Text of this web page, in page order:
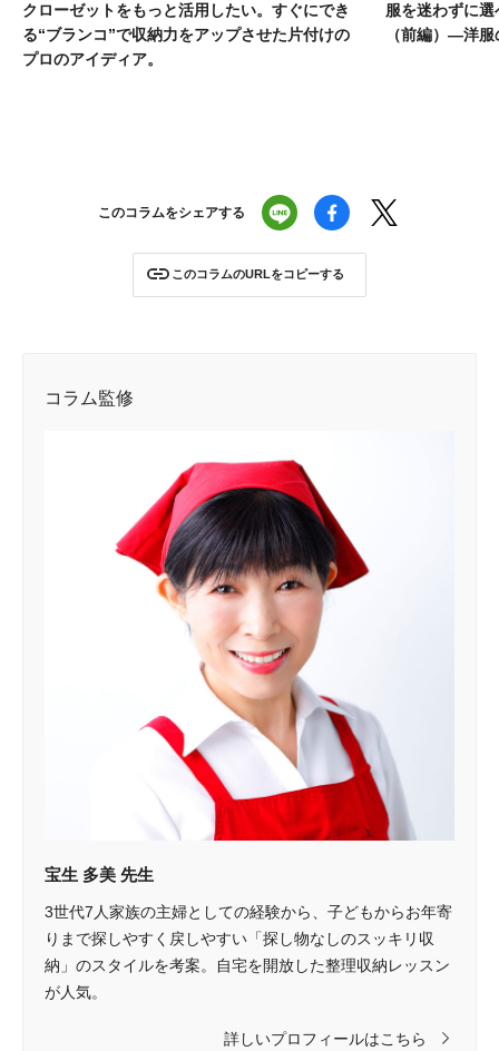
クローゼットをもっと活用したい。すぐにでき
る“ブランコ”で収納力をアップさせた片付けの
プロのアイディア。
服を迷わずに
（前編）―洋
このコラムをシェアする
このコラムのURLをコピーする
コラム監修
宝生 多美 先生
3世代7人家族の主婦としての経験から、子どもからお年寄
りまで探しやすく戻しやすい「探し物なしのスッキリ収
納」のスタイルを考案。自宅を開放した整理収納レッスン
が人気。
詳しいプロフィールはこちら